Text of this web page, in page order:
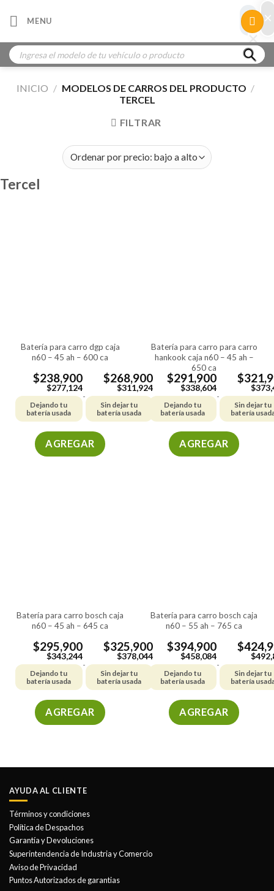
MENU
Búsqueda
de
productos
INICIO / MODELOS DE CARROS DEL PRODUCTO /
TERCEL
FILTRAR
Tercel
batería para carro dgp caja
n60 – 45 ah – 600 ca
$238,900
$277,124
Dejando tu
batería usada
-
$268,900
$311,924
Sin dejar tu
batería usada
AGREGAR
página
de
producto
batería para carro para carro
hankook caja n60 – 45 ah –
650 ca
$291,900
$338,604
Dejando tu
batería usada
-
$
$
Sin dejar tu
batería
AGREGAR
página
de
producto
batería para carro bosch caja
n60 – 45 ah – 645 ca
$295,900
$343,244
Dejando tu
batería usada
-
$325,900
$378,044
Sin dejar tu
batería usada
AGREGAR
múltiples
Las
pueden
elegir
en
la
página
batería para carro bosch caja
n60 – 55 ah – 765 ca
$394,900
$458,084
Dejando tu
batería usada
-
$
$
Sin dejar tu
batería
AGREGAR
múltiples
AYUDA AL CLIENTE
Términos y condiciones
Política de Despachos
Garantía y Devoluciones
Superintendencia de Industria y Comercio
Aviso de Privacidad
Puntos Autorizados de garantias
×
×
×
×